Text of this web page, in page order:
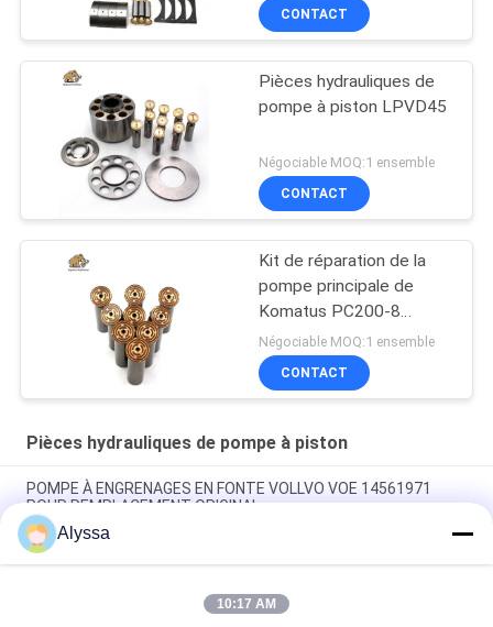
CONTACT
Pièces hydrauliques de
pompe à piston LPVD45
Négociable MOQ:1 ensemble
CONTACT
Kit de réparation de la
pompe principale de
Komatus PC200-8
Pompes hydrauliques
Négociable MOQ:1 ensemble
CONTACT
Pièces hydrauliques de pompe à piston
POMPE À ENGRENAGES EN FONTE VOLLVO VOE 14561971
POUR REMPLACEMENT ORIGINAL
POMPE À ENGRENAGES EN FONTE VOLLVO VOE 14537295
POUR REMPLACEMENT ORIGINAL
Pompes à engrenages en fonte VOLLVO VOE 14782798 pour le
Alyssa
10:17 AM